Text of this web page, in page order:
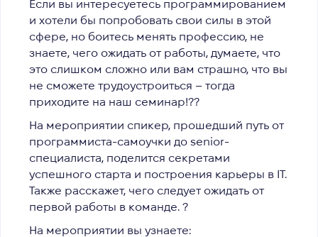
Если вы интересуетесь программированием
и хотели бы попробовать свои силы в этой
сфере, но боитесь менять профессию, не
знаете, чего ожидать от работы, думаете, что
это слишком сложно или вам страшно, что вы
не сможете трудоустроиться – тогда
приходите на наш семинар!??
На мероприятии спикер, прошедший путь от
программиста-самоучки до senior-
специалиста,поделится секретами
успешного старта и построения карьеры в IT.
Также расскажет, чего следует ожидать от
первой работы в команде. ?
На мероприятии вы узнаете: